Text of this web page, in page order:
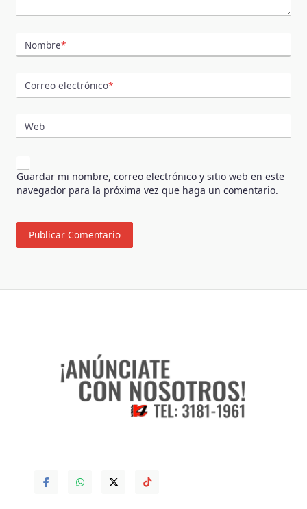
Nombre*
Correo electrónico*
Web
Guardar mi nombre, correo electrónico y sitio web en este
navegador para la próxima vez que haga un comentario.